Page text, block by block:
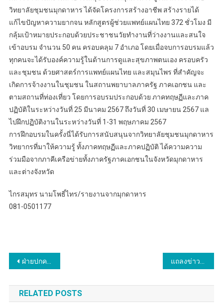
วิทยาลัยชุมชนมุกดาหาร ได้จัดโครงการสร้างอาชีพ สร้างรายได้
แก้ไขปัญหาความยากจน หลักสูตรผู้ช่วยแพทย์แผนไทย 372 ชั่วโมง มี
กลุ้มเป้าหมายประกอบด้วยประชาชนวัยทำงานที่ว่างงานและสนใจ
เข้าอบรม จำนวน 50 คน ครอบคลุม 7 อำเภอ โดยเมื่อจบการอบรมแล้ว
ทุกคนจะได้รับองค์ความรู้ในด้านการดูและสุขภาพตนเอง ครอบครัว
และชุมชน ด้วยศาสตร์การแพทย์แผนไทย และสมุนไพร ที่สำคัญจะ
เกิดการจ้างงานในชุมชน ในสถานพยาบาลภาครัฐ ภาคเอกชน และ
ตามสถานที่ท่องเที่ยว โดยการอบรมประกอบด้วย ภาคทฤษฏีและภาค
ปฏิบัติในระหว่างวันที่ 25 มีนาคม 2567 ถึงวันที่ 30 เมษายน 2567 แล
ไปฝึกปฏิบัติงานในระหว่างวันที่ 1-31 พฤษภาคม 2567
การฝึกอบรมในครั้งนี่ได้รับการสนับสนุนจากวิทยาลัยชุมชนมุกดาหาร
วิทยากรที่มาให้ความรู้ ทั้งภาคทฤษฏีและภาคปฏิบัติ ได้ความความ
ร่วมมือจากภาคีเครือข่ายทั้งภาครัฐภาคเอกชนในจังหวัดมุกดาหาร
และต่างจังหวัด
ไกรสมุทร นามโพธิ์ไทร/รายงานจากมุกดาหาร
081-0501177
แนะแนว
เรื่อง
ฝ่ายปกครองอำเภอบ้านโคก ร่วมกับ บก.ควบคุม.กกล.ผาเมือง (ด้าน.สปป.ลาว) ได้ร่วมกันทำการตรวจยึดรถกระบะ เตรียมลักลอบนำออกนอกราชอาณาจักรโดยผิดกฎหมาย ในพื้นที่ อ.บ้านโคก จ.อุตรดิตถ์
RELATED POSTS